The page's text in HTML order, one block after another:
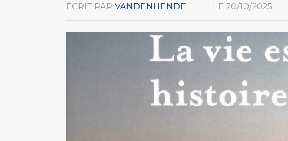
ÉCRIT PAR VANDENHENDE LE 20/10/2025